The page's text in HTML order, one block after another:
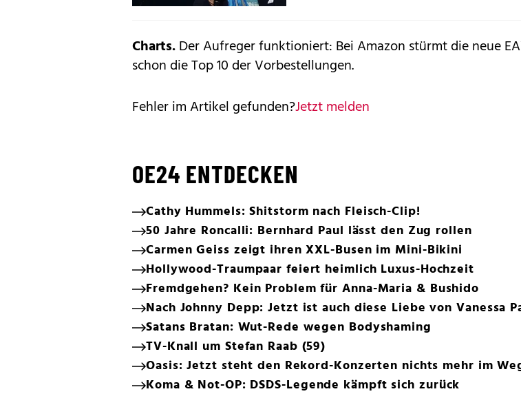
Charts.Der Aufreger funktioniert: Bei Amazon stürmt die neue
schon die Top 10 der Vor­bestellungen.
Fehler im Artikel gefunden?Jetzt melden
OE24 ENTDECKEN
Cathy Hummels: Shitstorm nach Fleisch-Clip!
50 Jahre Roncalli: Bernhard Paul lässt den Zug rollen
Carmen Geiss zeigt ihren XXL-Busen im Mini-Bikini
Hollywood-Traumpaar feiert heimlich Luxus-Hochzeit
Fremdgehen? Kein Problem für Anna-Maria & Bushido
Nach Johnny Depp: Jetzt ist auch diese Liebe von Vanessa
Satans Bratan: Wut-Rede wegen Bodyshaming
TV-Knall um Stefan Raab (59)
Oasis: Jetzt steht den Rekord-Konzerten nichts mehr im
Koma & Not-OP: DSDS-Legende kämpft sich zurück